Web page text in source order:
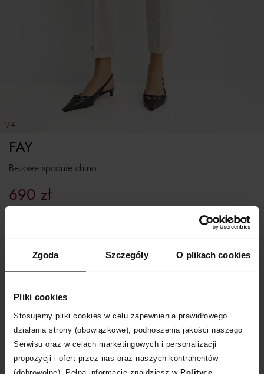
Zgoda Szczegóły O plikach cookies
Pliki cookies
Stosujemy pliki cookies w celu zapewnienia prawidłowego
działania strony (obowiązkowe), podnoszenia jakości naszego
Serwisu oraz w celach marketingowych i personalizacji
propozycji i ofert przez nas oraz naszych kontrahentów
(dobrowolne). Pełną informację znajdziesz w Polityce
1/4
Beżowe spodnie chino
FAY
690 zł
Tabela rozmiarów
DODAJ DO KOSZYKA
Dostawa od 0 zł